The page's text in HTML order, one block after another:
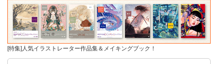
[特集]人気イラストレーター作品集＆メイキングブック！